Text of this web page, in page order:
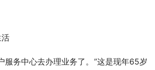
服务中心去办理业务了。”这是现年65岁